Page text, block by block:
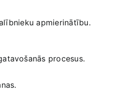
apmierinātību.
procesus.